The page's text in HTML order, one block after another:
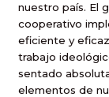
nuestro país. El
cooperativo
eficiente y
trabajo
sentado
elementos de